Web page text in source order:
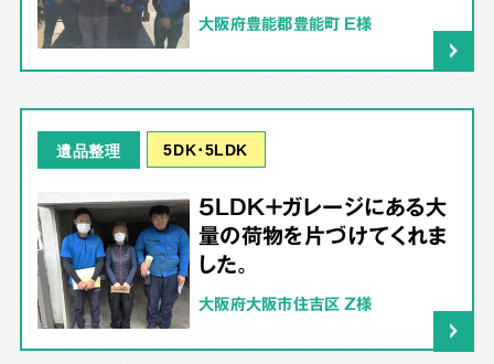
大阪府豊能郡豊能町 E様
遺品整理 5DK･5LDK
5LDK＋ガレージにある大
量の荷物を片づけてくれま
した。
大阪府大阪市住吉区 Z様